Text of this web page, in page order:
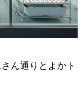
ん通りとよかト